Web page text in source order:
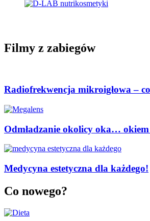
Filmy z zabiegów
Radiofrekwencja mikroigłowa –
Odmładzanie okolicy oka…
Medycyna estetyczna dla każdego!
Co nowego?